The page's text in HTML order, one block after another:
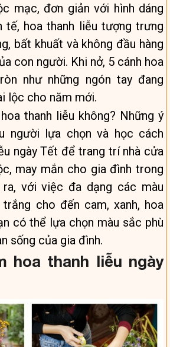
mạc, đơn giản với hình dáng
tế, hoa thanh liễu tượng trưng
bất khuất và không đầu hàng
con người. Khi nở, 5 cánh hoa
như những ngón tay đang
lộc cho năm mới.
thanh liễu không? Những ý
người lựa chọn và học cách
ngày Tết để trang trí nhà cửa
may mắn cho gia đình trong
với việc đa dạng các màu
cho đến cam, xanh, hoa
có thể lựa chọn màu sắc phù
sống của gia đình.
hoa thanh liễu ngày